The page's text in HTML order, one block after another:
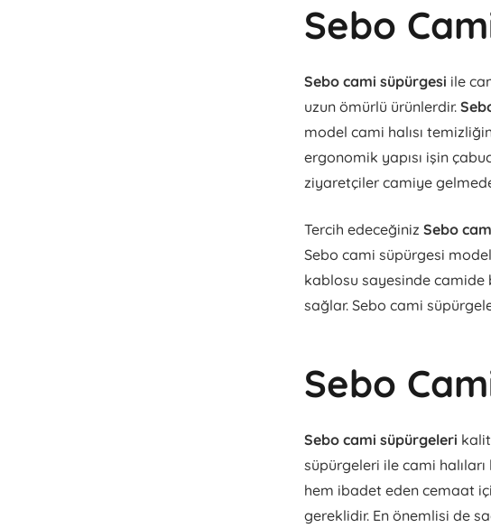
Sebo
Sebo cami süpürgesi ile
uzun ömürlü ürünlerdir.
model cami halısı
ergonomik yapısı işin
ziyaretçiler camiye
Tercih edeceğinizSebo
Sebo cami süpürgesi
kablosu sayesinde camide
sağlar. Sebo cami
Sebo
Sebo cami süpürgeleri
süpürgeleri ile cami
hem ibadet eden cemaat
gereklidir. En önemlisi de